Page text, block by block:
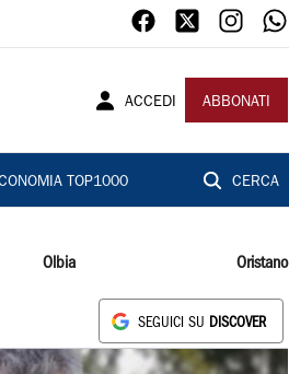
ACCEDI ABBONATI
TOP1000 CERCA
Olbia Oristano
SEGUICI SU DISCOVER